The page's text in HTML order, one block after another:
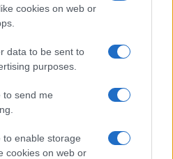
cookies on web or
data to be sent to
purposes.
to send me
to enable storage
cookies on web or